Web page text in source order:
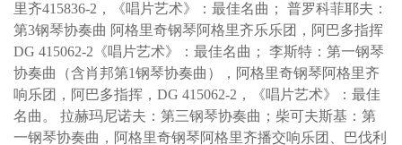
里齐415836-2，《唱片艺术》：最佳名曲； 普罗科菲耶夫：
第3钢琴协奏曲 阿格里奇钢琴阿格里齐乐乐团，阿巴多指挥
DG 415062-2《唱片艺术》：最佳名曲； 李斯特：第一钢琴
协奏曲（含肖邦第1钢琴协奏曲），阿格里奇钢琴阿格里齐
响乐团，阿巴多指挥，DG 415062-2，《唱片艺术》：最佳
名曲。 拉赫玛尼诺夫：第三钢琴协奏曲；柴可夫斯基：第
一钢琴协奏曲，阿格里奇钢琴阿格里齐播交响乐团、巴伐利